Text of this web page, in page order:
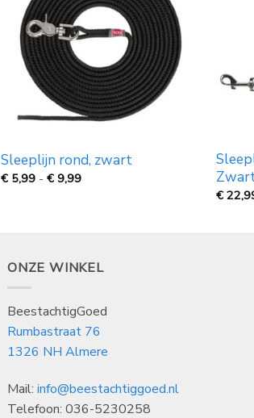
Sleeplijn rond, zwart
€ 5,99 - €9,99Prijsklasse:
9,99
€
ONZE WINKEL
BeestachtigGoed
Rumbastraat 76
1326 NH Almere
Mail: info@beestachtiggoed.nl
Telefoon: 036-5230258